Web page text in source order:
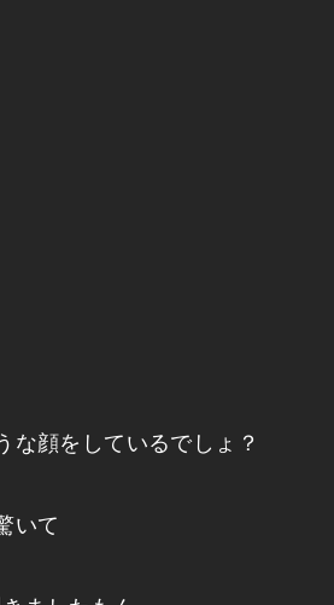
な顔をしているでしょ？
いて